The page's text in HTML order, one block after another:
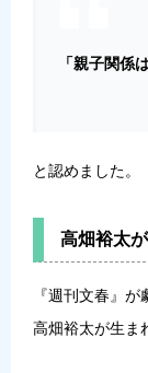
「親子関係
と認めました。
高畑裕太
『週刊文春』
高畑裕太が生ま